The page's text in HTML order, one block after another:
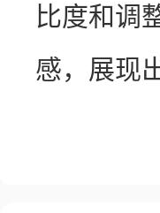
比度和调
感，展现